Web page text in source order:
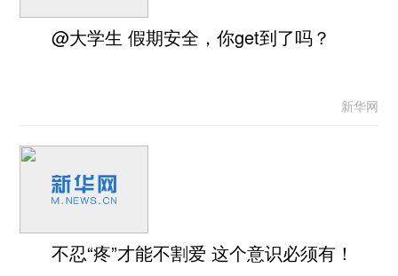
@大学生 假期安全，你get到了吗？
新华网
不忍“疼”才能不割爱 这个意识必须有！